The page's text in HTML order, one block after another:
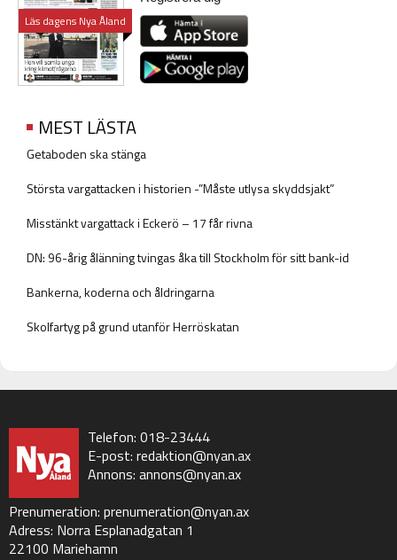
Läs dagens Nya Åland
MEST LÄSTA
Getaboden ska stänga
Största vargattacken i historien -”Måste utlysa skyddsjakt”
Misstänkt vargattack i Eckerö – 17 får rivna
DN: 96-årig ålänning tvingas åka till Stockholm för sitt bank-id
Bankerna, koderna och åldringarna
Skolfartyg på grund utanför Herröskatan
Telefon: 018-23444
E-post: redaktion@nyan.ax
Annons: annons@nyan.ax
Prenumeration: prenumeration@nyan.ax
Adress: Norra Esplanadgatan 1
22100 Mariehamn